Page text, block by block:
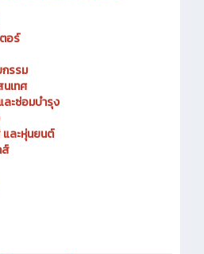
อร์
รรม
นเทศ
ะซ่อมบำรุง
และหุ่นยนต์
ส์